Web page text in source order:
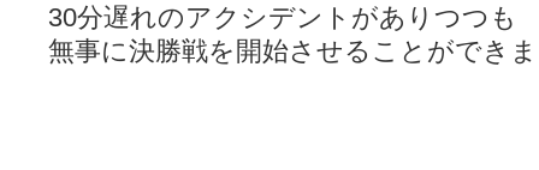
30分遅れのアクシデントがありつつも
無事に決勝戦を開始させることができ